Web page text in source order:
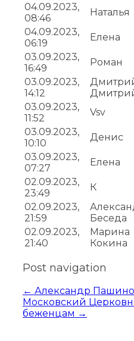
04.09.2023,
08:46
Наталья
04.09.2023,
06:19
Елена
03.09.2023,
16:49
Роман
03.09.2023,
14:12
03.09.2023,
11:52
Vsv
03.09.2023,
10:10
Денис
03.09.2023,
07:27
Елена
02.09.2023,
23:49
К
02.09.2023,
21:59
Беседа
02.09.2023,
21:40
Марина
Кокина
Post navigation
← Александр
Московский
беженцам →